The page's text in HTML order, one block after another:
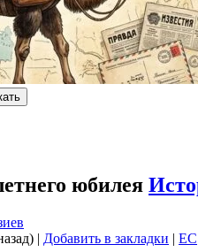
юбилея
| Добавить в закладки | EC